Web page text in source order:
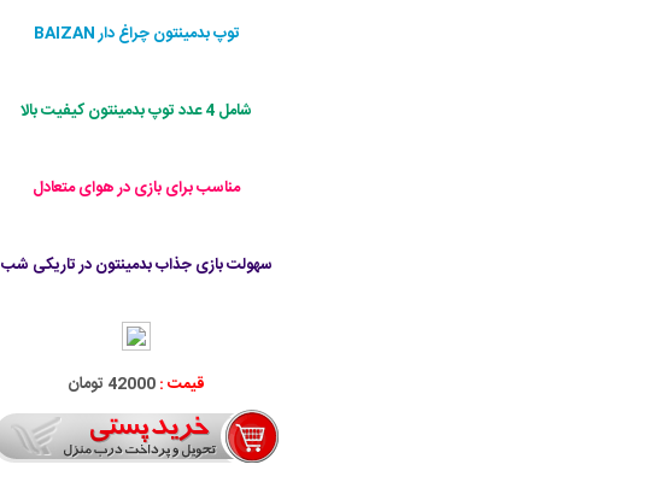
توپ بدمینتون چراغ دار BAIZAN
شامل 4 عدد توپ بدمینتون کیفیت بالا
مناسب برای بازی در هوای متعادل
سهولت بازی جذاب بدمینتون در تاریکی شب
قیمت :42000 تومان